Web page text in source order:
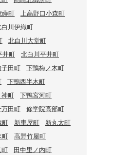
蒔町
上高野口小森町
白川伊織町
北白川大堂町
井町
北白川平井町
田町
下鴨梅ノ木町
下鴨西半木町
町
下鴨宮河町
田町
修学院高部町
町 新車屋町
新丸太町
町
高野竹屋町
町
田中里ノ内町